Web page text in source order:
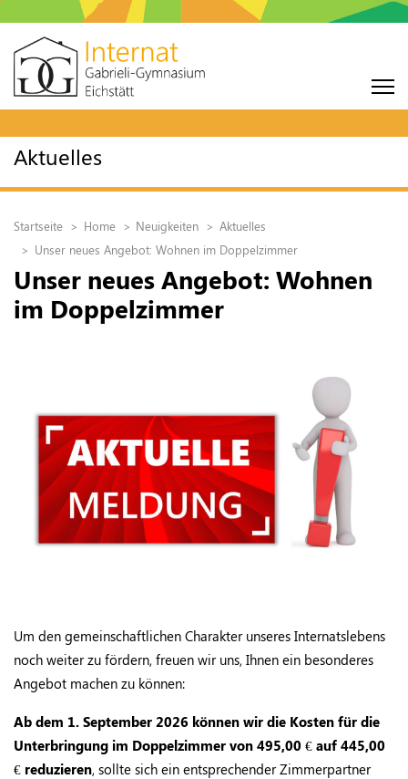
Aktuelles
Startseite Home Neuigkeiten
Aktuelles
Unser neues Angebot: Wohnen im Doppelzimmer
Unser neues Angebot: Wohnen
im Doppelzimmer
Um den gemeinschaftlichen Charakter unseres Internatslebens
noch weiter zu fördern, freuen wir uns, Ihnen ein besonderes
Angebot machen zu können:
Ab dem 1. September 2026 können wir die Kosten für die
Unterbringung im Doppelzimmer von 495,00 € auf 445,00
€ reduzieren, sollte sich ein entsprechender Zimmerpartner